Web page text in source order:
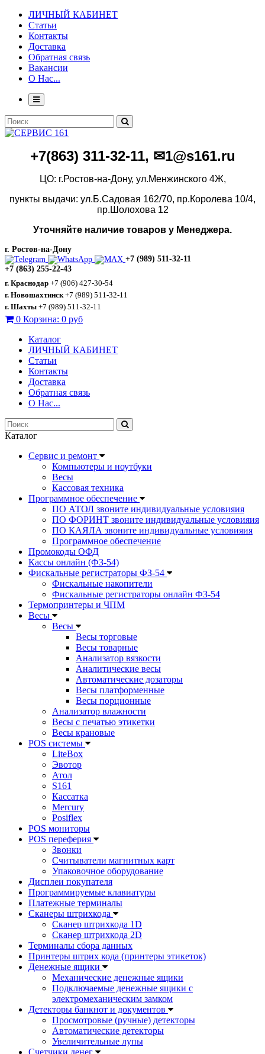
ЛИЧНЫЙ КАБИНЕТ
Статьи
Контакты
Доставка
Обратная связь
Вакансии
О Нас...
+7(863) 311-32-11, ✉1@s161.ru
ЦО: г.Ростов-на-Дону, ул.Менжинского 4Ж,
пункты выдачи: ул.Б.Садовая 162/70, пр.Королева 10/4,
пр.Шолохова 12
Уточняйте наличие товаров у Менеджера.
г. Ростов-на-Дону
+7 (989) 511-32-11
+7 (863) 255-22-43
г. Краснодар +7 (906) 427-30-54
г. Новошахтинск +7 (989) 511-32-11
г. Шахты +7 (989) 511-32-11
0 Корзина: 0 руб
Каталог
ЛИЧНЫЙ КАБИНЕТ
Статьи
Контакты
Доставка
Обратная связь
О Нас...
Каталог
Сервис и ремонт
Компьютеры и ноутбуки
Весы
Кассовая техника
Программное обеспечение
ПО АТОЛ звоните индивидуальные условияия
ПО ФОРИНТ звоните индивидуальные условияия
ПО КАЯЛА звоните индивидуальные условияия
Программное обеспечение
Промокоды ОФД
Кассы онлайн (ФЗ-54)
Фискальные регистраторы ФЗ-54
Фискальные накопители
Фискальные регистраторы онлайн ФЗ-54
Термопринтеры и ЧПМ
Весы
Весы
Весы торговые
Весы товарные
Анализатор вязкости
Аналитические весы
Автоматические дозаторы
Весы платформенные
Весы порционные
Анализатор влажности
Весы с печатью этикетки
Весы крановые
POS системы
LiteBox
Эвотор
Атол
S161
Кассатка
Mercury
Posiflex
POS мониторы
POS переферия
Звонки
Считыватели магнитных карт
Упаковочное оборудование
Дисплеи покупателя
Программируемые клавиатуры
Платежные терминалы
Сканеры штрихкода
Сканер штрихкода 1D
Сканер штрихкода 2D
Терминалы сбора данных
Принтеры штрих кода (принтеры этикеток)
Денежные ящики
Механические денежные ящики
Подключаемые денежные ящики с
электромеханическим замком
Детекторы банкнот и документов
Просмотровые (ручные) детекторы
Автоматические детекторы
Увеличительные лупы
Счетчики денег